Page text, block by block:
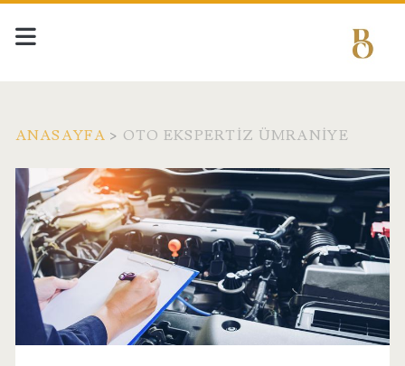
ANASAYFA > OTO EKSPERTIZ ÜMRANIYE
Etiket:
<span>oto
ekspertiz
ümraniye</span>